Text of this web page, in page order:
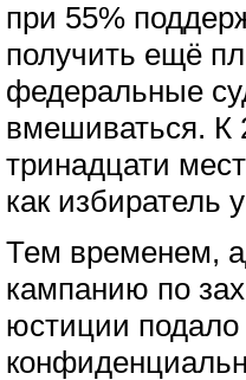
при 55%
получить ещё
федеральные
вмешиваться. К
тринадцати
как избиратель
Тем временем,
кампанию по
юстиции подало